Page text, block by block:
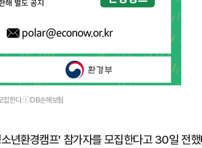
집한다.ⓒDB손해보험
년환경캠프’ 참가자를 모집한다고 30일 전